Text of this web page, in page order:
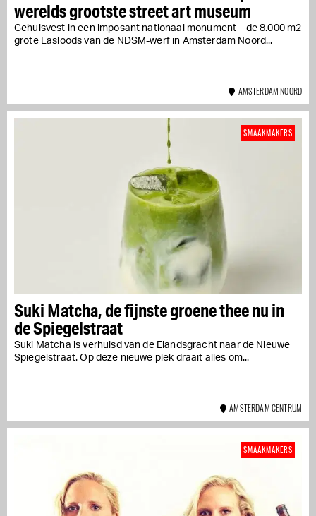
werelds grootste street art museum
Gehuisvest in een imposant nationaal monument – de 8.000 m2
grote Lasloods van de NDSM-werf in Amsterdam Noord...
AMSTERDAM NOORD
Suki Matcha, de fijnste groene thee nu in
de Spiegelstraat
Suki Matcha is verhuisd van de Elandsgracht naar de Nieuwe
Spiegelstraat. Op deze nieuwe plek draait alles om...
SMAAKMAKERS
AMSTERDAM CENTRUM
SMAAKMAKERS